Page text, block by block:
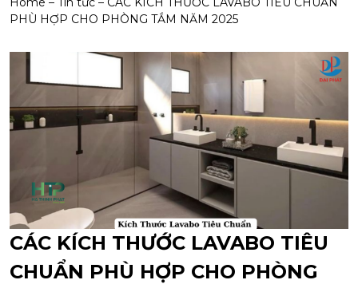
PHÙ HỢP CHO PHÒNG TẮM NĂM 2025
CÁC KÍCH THƯỚC LAVABO TIÊU
CHUẨN PHÙ HỢP CHO PHÒNG